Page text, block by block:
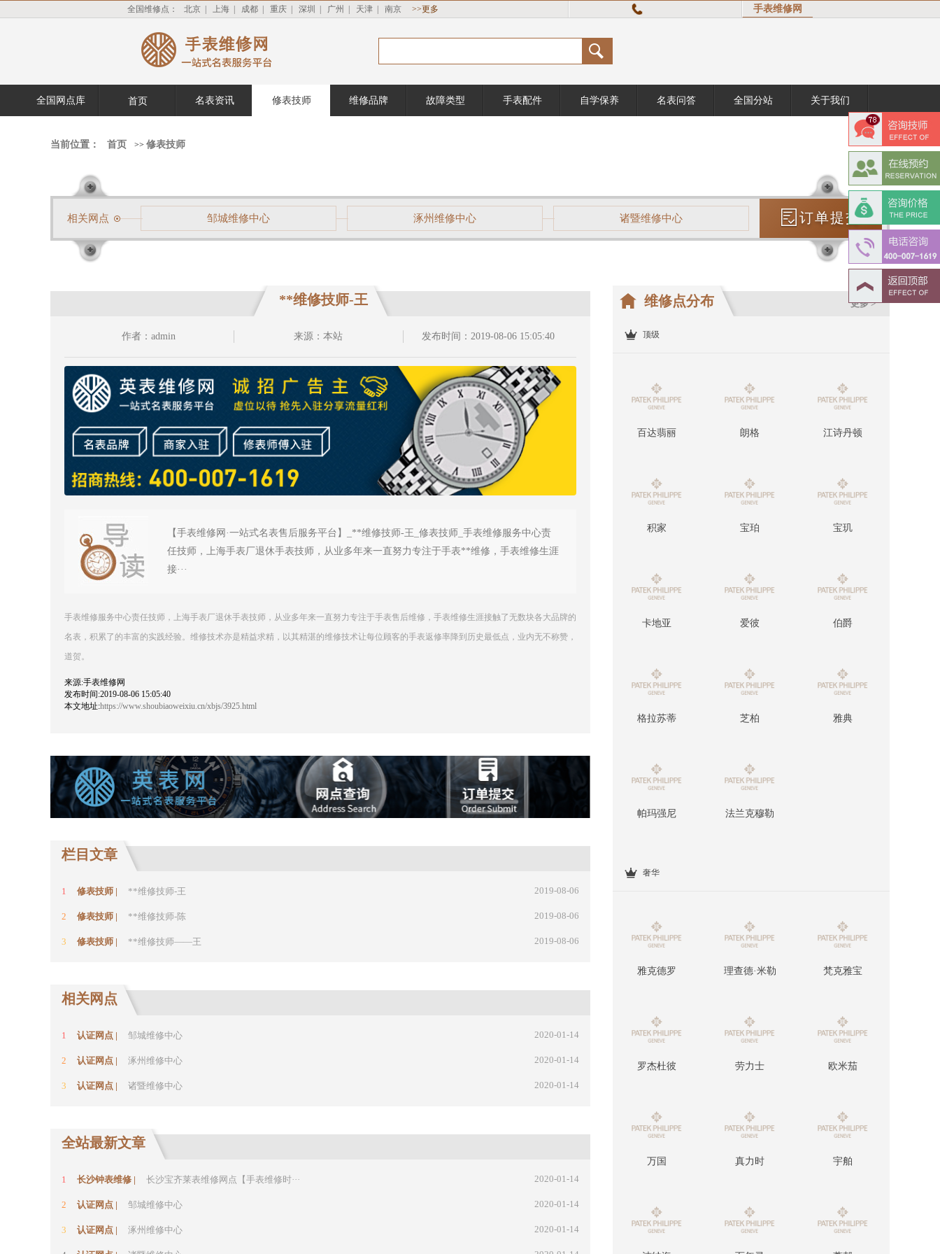
全国维修点： 北京 上海 成都 重庆 深圳 广州 天津 南京 >>更多 手表维修网
全国网点库 首页 名表资讯 修表技师 维修品牌 故障类型 手表配件 自学保养 名表问答 全国分站 关于我们
当前位置： 首页 >> 修表技师
相关网点 邹城维修中心 涿州维修中心 诸暨维修中心 订单提交
**维修技师-王
作者：admin 来源：本站 发布时间：2019-08-06 15:05:40
【手表维修网·一站式名表售后服务平台】_**维修技师-王_修表技师_手表维修服务中心责
任技师，上海手表厂退休手表技师，从业多年来一直努力专注于手表**维修，手表维修生涯
接···
手表维修服务中心责任技师，上海手表厂退休手表技师，从业多年来一直努力专注于手表售后维修，手表维修生涯接触了无数块各大品牌的
名表，积累了的丰富的实践经验。维修技术亦是精益求精，以其精湛的维修技术让每位顾客的手表返修率降到历史最低点，业内无不称赞，
道贺。
来源:手表维修网
发布时间:2019-08-06 15:05:40
本文地址:https://www.shoubiaoweixiu.cn/xbjs/3925.html
栏目文章
1 修表技师 | **维修技师-王 2019-08-06
2 修表技师 | **维修技师-陈 2019-08-06
3 修表技师 | **维修技师——王 2019-08-06
相关网点
1 认证网点 | 邹城维修中心 2020-01-14
2 认证网点 | 涿州维修中心 2020-01-14
3 认证网点 | 诸暨维修中心 2020-01-14
全站最新文章
1 长沙钟表维修 | 长沙宝齐莱表维修网点【手表维修时··· 2020-01-14
2 认证网点 | 邹城维修中心 2020-01-14
3 认证网点 | 涿州维修中心 2020-01-14
更多 >
维修点分布
顶级
百达翡丽 朗格 江诗丹顿
积家 宝珀 宝玑
卡地亚 爱彼 伯爵
格拉苏蒂 芝柏 雅典
帕玛强尼 法兰克穆勒
奢华
雅克德罗 理查德·米勒 梵克雅宝
罗杰杜彼 劳力士 欧米茄
万国 真力时 宇舶